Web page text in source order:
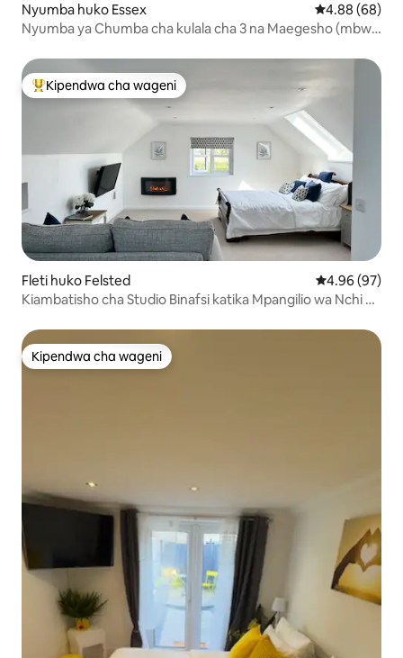
Nyumba huko Essex Ukadiriaji wa
4.88 (68)
Nyumba ya Chumba cha kulala cha 3 na Maegesho (mbwa
Kipendwa maarufu cha wageni
Kipendwa cha wageni
Fleti huko Felsted Ukadiriaji wa
4.96 (97)
Kiambatisho cha Studio Binafsi katika Mpangilio wa Nchi ya
Kipendwa cha wageni
Kipendwa cha wageni